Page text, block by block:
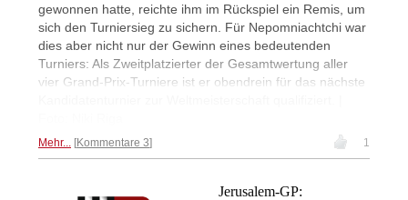
gewonnen hatte, reichte ihm im Rückspiel ein Remis, um
sich den Turniersieg zu sichern. Für Nepomniachtchi war
dies aber nicht nur der Gewinn eines bedeutenden
Turniers: Als Zweitplatzierter der Gesamtwertung aller
vier Grand-Prix-Turniere ist er obendrein für das nächste
Mehr... Kommentare 3 1
Jerusalem-GP: